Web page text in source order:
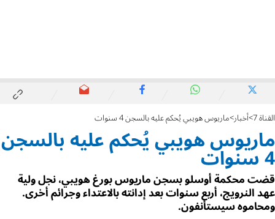
القناة 7 أخبار ماريوس هويبي يُحكم عليه بالسجن 4 سنوات
ماريوس هويبي يُحكم عليه بالسجن
4 سنوات
قضت محكمة أوسلو بسجن ماريوس بورغ هويبي، نجل ولية
عهد النرويج، أربع سنوات بعد إدانته بالاعتداء وجرائم أخرى.
ومحاموه سيستأنفون.